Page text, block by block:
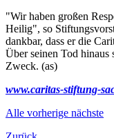
"Wir haben großen
Heilig", so
dankbar, dass er die
Über seinen Tod hinaus
Zweck. (as)
www.caritas-stiftung-
Alle vorherige nächste